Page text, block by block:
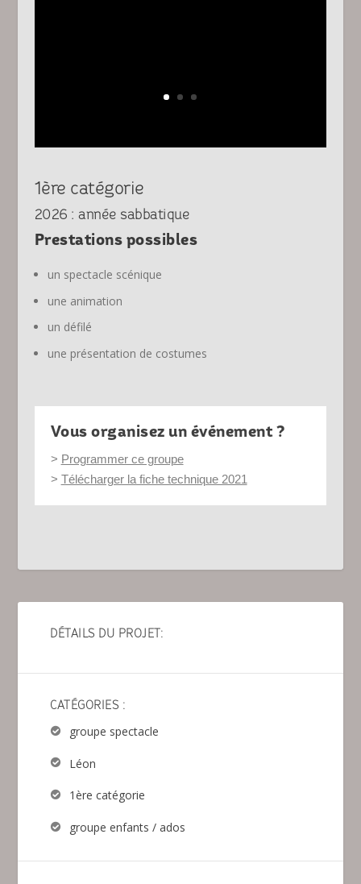
1ère catégorie
2026 : année sabbatique
Prestations possibles
un spectacle scénique
une animation
un défilé
une présentation de costumes
Vous organisez un événement ?
> Programmer ce groupe
> Télécharger la fiche technique 2021
DÉTAILS DU PROJET:
CATÉGORIES :
groupe spectacle
Léon
1ère catégorie
groupe enfants / ados